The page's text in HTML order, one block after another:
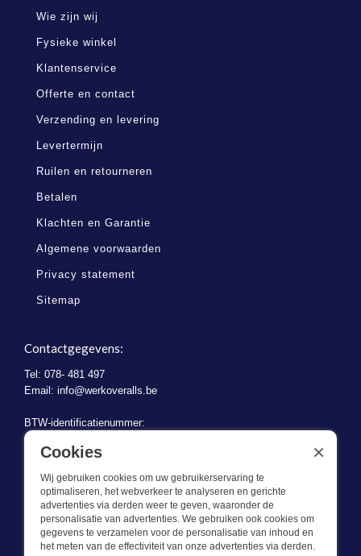
Wie zijn wij
Fysieke winkel
Klantenservice
Offerte en contact
Verzending en levering
Levertermijn
Ruilen en retourneren
Betalen
Klachten en Garantie
Algemene voorwaarden
Privacy statement
Sitemap
Contactgegevens:
Tel: 078- 481 497
Email: info@werkoveralls.be
BTW-identificatienummer:
BE 0721.730.280
Wat we doen
Cookies
Wij gebruiken cookies om uw gebruikerservaring te
optimaliseren, het webverkeer te analyseren en gerichte
advertenties via derden weer te geven, waaronder de
personalisatie van advertenties. We gebruiken ook cookies om
gegevens te verzamelen voor de personalisatie van inhoud en
het meten van de effectiviteit van onze advertenties via derden.
×